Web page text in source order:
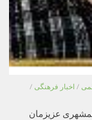
/ اخبار فرهنگی /
عزیزمان